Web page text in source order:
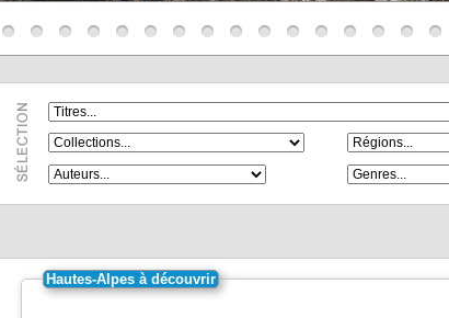
Hautes-Alpes à découvrir